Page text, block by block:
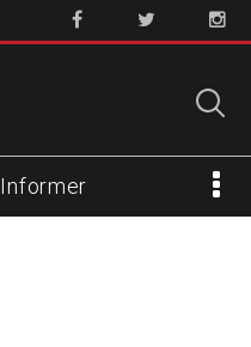
Informer